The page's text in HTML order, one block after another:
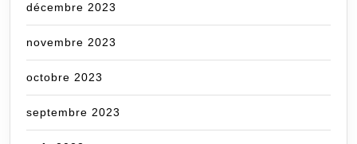
décembre 2023
novembre 2023
octobre 2023
septembre 2023